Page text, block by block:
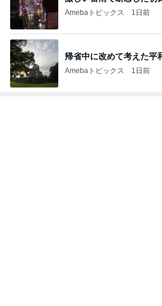
Amebaトピックス 1日前
帰省中に改めて考えた平
Amebaトピックス 1日前